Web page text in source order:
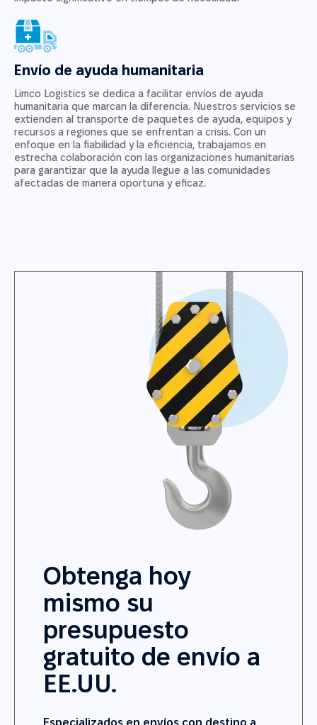
Envío de ayuda humanitaria
Limco Logistics se dedica a facilitar envíos de ayuda
humanitaria que marcan la diferencia. Nuestros servicios se
extienden al transporte de paquetes de ayuda, equipos y
recursos a regiones que se enfrentan a crisis. Con un
enfoque en la fiabilidad y la eficiencia, trabajamos en
estrecha colaboración con las organizaciones humanitarias
para garantizar que la ayuda llegue a las comunidades
afectadas de manera oportuna y eficaz.
Obtenga hoy
mismo su
presupuesto
gratuito de envío a
EE.UU.
Especializados en envíos con destino a